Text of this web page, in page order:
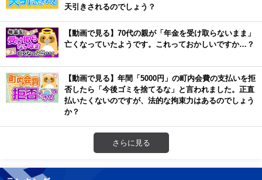
天引きされるのでしょう？
【動画で見る】70代の親が「年金を受け取らないまま」
亡くなっていたようです。これっておかしいですか…？
【動画で見る】年間「5000円」の町内会費の支払いを拒
否したら「今後ゴミを捨てるな」と言われました。正直
払いたくないのですが、法的な拘束力はあるのでしょう
か？
さらに見る